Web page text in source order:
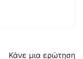
Κάνε μια ερώτηση